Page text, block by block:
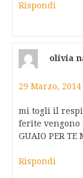
Rispondi
olivia
29 Marzo,
mi togli il
ferite vengono
GUAIO PER TE
Rispondi